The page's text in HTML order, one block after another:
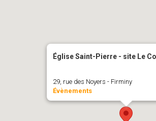
Église Saint-Pierre - site Le
29, rue des Noyers - Firminy
Évènements